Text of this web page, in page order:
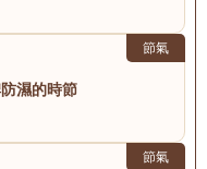
節氣
濕的時節
節氣